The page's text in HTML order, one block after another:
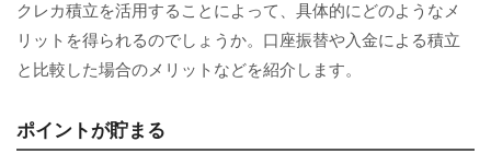
クレカ積立を活用することによって、具体的にどのようなメ
リットを得られるのでしょうか。口座振替や入金による積立
と比較した場合のメリットなどを紹介します。
ポイントが貯まる